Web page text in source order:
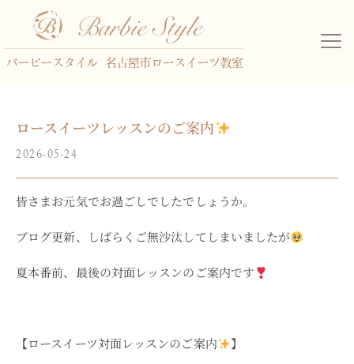
ロースイーツレッスンのご案内
2026-05-24
皆さまお元気でお過ごしでしたでしょうか。
ブログ更新、しばらくご無沙汰してしまいましたが
夏本番前、最後の対面レッスンのご案内です
【ロースイーツ対面レッスンのご案内 】